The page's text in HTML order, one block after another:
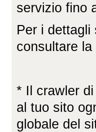
servizio fino
Per i dettagli
consultare
* Il crawler
al tuo sito
globale del